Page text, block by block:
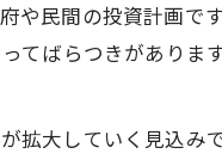
民間の投資計画で
ばらつきがありま
大していく見込み